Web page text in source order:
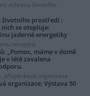
ochranu životního
životního prostředí :
se otepluje:
jaderné energetiky
netopýrů
„Pomoc, máme v domě
v létě zavalena
příspěvková organizace
organizace: Výstava 50